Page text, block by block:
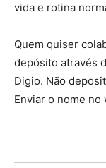
vida e rotina
Quem quiser
depósito através
Digio. Não
Enviar o nome no